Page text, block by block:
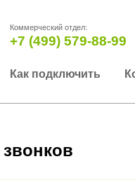
Коммерческий отдел:
+7 (499) 579-88-99
Как подключить